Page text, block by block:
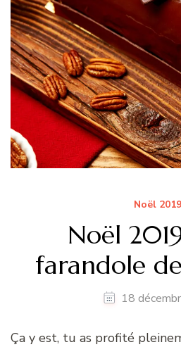
Noël 2019
Noël
farandole
18
Ça y est, tu as profité